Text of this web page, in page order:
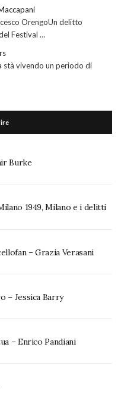
OrengoUn delitto
Festival …
stà vivendo un periodo di
Burke
1949, Milano e i delitti
– Grazia Verasani
– Jessica Barry
– Enrico Pandiani